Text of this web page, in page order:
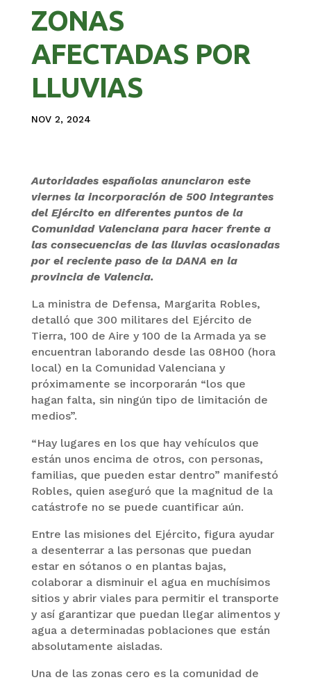
ZONAS
AFECTADAS POR
LLUVIAS
NOV 2, 2024
Autoridades españolas anunciaron este
viernes la incorporación de 500 integrantes
del Ejército en diferentes puntos de la
Comunidad Valenciana para hacer frente a
las consecuencias de las lluvias ocasionadas
por el reciente paso de la DANA en la
provincia de Valencia.
La ministra de Defensa, Margarita Robles,
detalló que 300 militares del Ejército de
Tierra, 100 de Aire y 100 de la Armada ya se
encuentran laborando desde las 08H00 (hora
local) en la Comunidad Valenciana y
próximamente se incorporarán “los que
hagan falta, sin ningún tipo de limitación de
medios”.
“Hay lugares en los que hay vehículos que
están unos encima de otros, con personas,
familias, que pueden estar dentro” manifestó
Robles, quien aseguró que la magnitud de la
catástrofe no se puede cuantificar aún.
Entre las misiones del Ejército, figura ayudar
a desenterrar a las personas que puedan
estar en sótanos o en plantas bajas,
colaborar a disminuir el agua en muchísimos
sitios y abrir viales para permitir el transporte
y así garantizar que puedan llegar alimentos y
agua a determinadas poblaciones que están
absolutamente aisladas.
Una de las zonas cero es la comunidad de